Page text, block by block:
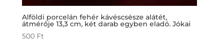
Alföldi porcelán fehér kávéscsésze alátét,
átmérője 13,3 cm, két darab egyben eladó. Jókai
500 Ft